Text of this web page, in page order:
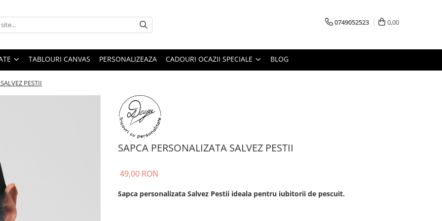
0749052523 0,00
TABLOURI CANVAS PERSONALIZEAZA CADOURI OCAZII SPECIALE BLOG
PESTII
SAPCA PERSONALIZATA SALVEZ PESTII
49,00 RON
Sapca personalizata Salvez Pestii ideala pentru iubitorii de pescuit.